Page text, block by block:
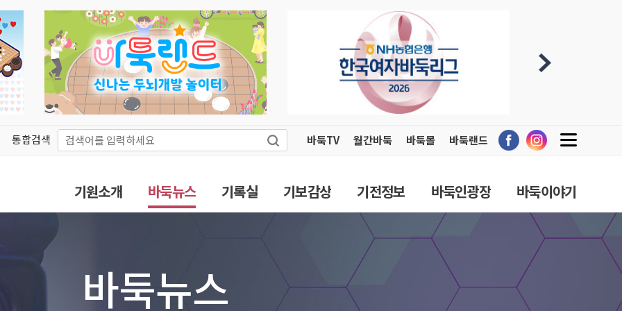
통합검색 바둑TV 월간바둑 바둑몰 바둑랜드
기원소개 바둑뉴스 기록실 기보감상 기전정보 바둑인광장 바둑이야기
바둑뉴스